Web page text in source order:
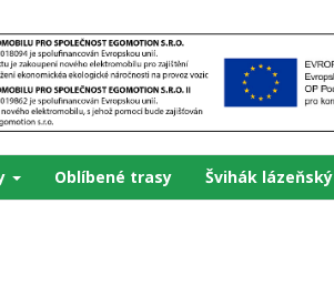
Oblíbené trasy Švihák lázeňský